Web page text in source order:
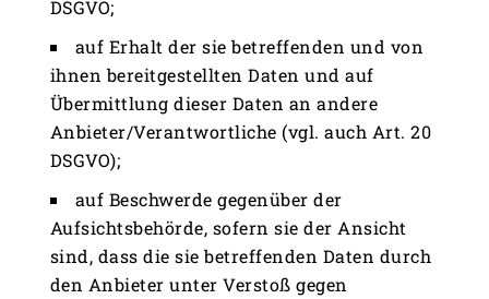
DSGVO;
auf Erhalt der sie betreffenden und von
ihnen bereitgestellten Daten und auf
Übermittlung dieser Daten an andere
Anbieter/Verantwortliche (vgl. auch Art. 20
DSGVO);
auf Beschwerde gegenüber der
Aufsichtsbehörde, sofern sie der Ansicht
sind, dass die sie betreffenden Daten durch
den Anbieter unter Verstoß gegen